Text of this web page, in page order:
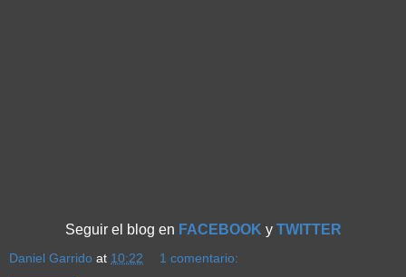
Seguir el blog en FACEBOOK y TWITTER
Daniel Garrido at 10:22 1 comentario: